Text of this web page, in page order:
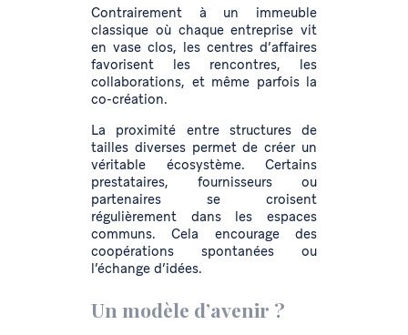
Contrairement à un immeuble
classique où chaque entreprise vit
en vase clos, les centres d’affaires
favorisent les rencontres, les
collaborations, et même parfois la
co-création.
La proximité entre structures de
tailles diverses permet de créer un
véritable écosystème. Certains
prestataires, fournisseurs ou
partenaires se croisent
régulièrement dans les espaces
communs. Cela encourage des
coopérations spontanées ou
l’échange d’idées.
Un modèle d’avenir ?